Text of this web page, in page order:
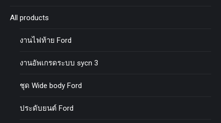
All products
งานไฟท้าย Ford
งานอัพเกรดระบบ sycn 3
ชุด Wide body Ford
ประดับยนต์ Ford